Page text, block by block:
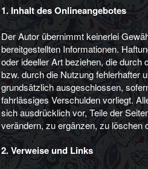
1. Inhalt des Onlineangebotes
Der Autor übernimmt keinerlei
bereitgestellten Informationen.
oder ideeller Art beziehen, die durch
bzw. durch die Nutzung fehlerhafter
grundsätzlich ausgeschlossen,
fahrlässiges Verschulden vorliegt.
sich ausdrücklich vor, Teile der
verändern, zu ergänzen, zu löschen
2. Verweise und Links